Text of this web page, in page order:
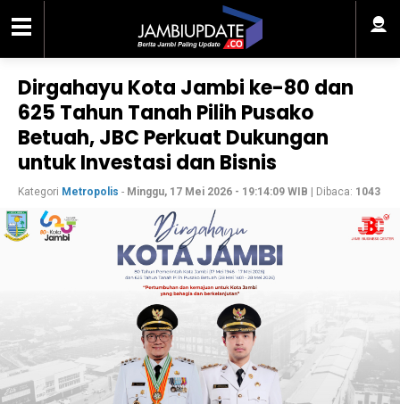
Dirgahayu Kota Jambi ke-80 dan
625 Tahun Tanah Pilih Pusako
Betuah, JBC Perkuat Dukungan
untuk Investasi dan Bisnis
Kategori Metropolis - Minggu, 17 Mei 2026 - 19:14:09 WIB | Dibaca: 1043